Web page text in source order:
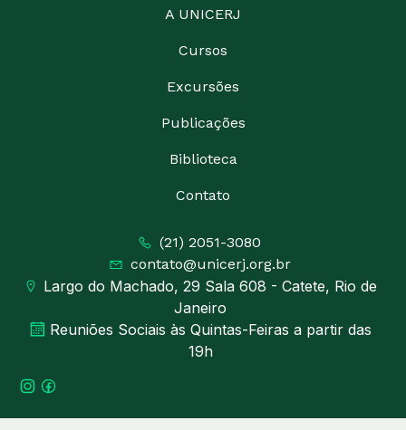
A UNICERJ
Cursos
Excursões
Publicações
Biblioteca
Contato
(21) 2051-3080
contato@unicerj.org.br
Largo do Machado, 29 Sala 608 - Catete, Rio de
Janeiro
Reuniões Sociais às Quintas-Feiras a partir das
19h